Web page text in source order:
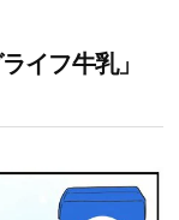
イフ牛乳」